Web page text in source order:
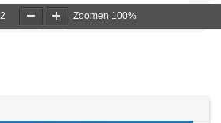
2 Zoomen 100%